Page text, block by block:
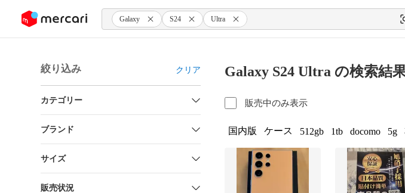
ツにスキップ Galaxy S24 Ultra
絞り込み クリア
カテゴリー
ブランド
サイズ
販売状況
Galaxy S24 Ultra の検索結
販売中のみ表示
国内版 ケース 512gb 1tb docomo 5g